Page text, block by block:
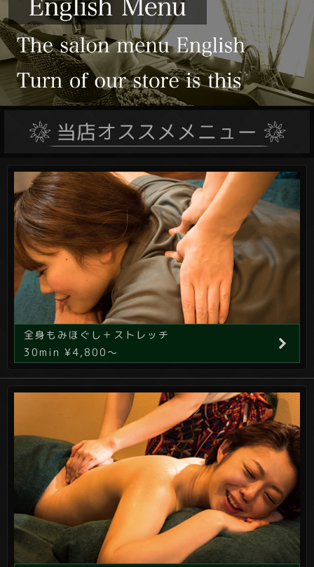
全身もみほぐし＋ストレッチ
30min ¥4,800～